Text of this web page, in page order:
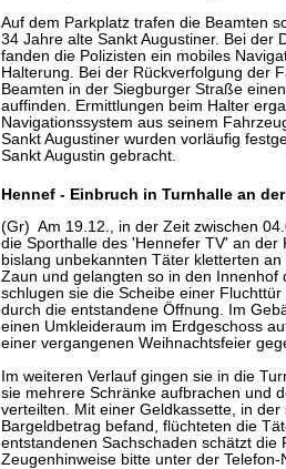
Auf dem Parkplatz trafen die Beamten
34 Jahre alte Sankt Augustiner. Bei der
fanden die Polizisten ein mobiles
Halterung. Bei der Rückverfolgung der
Beamten in der Siegburger Straße
auffinden. Ermittlungen beim Halter
Navigationssystem aus seinem
Sankt Augustiner wurden vorläufig
Sankt Augustin gebracht.
Hennef - Einbruch in Turnhalle an
(Gr) Am 19.12., in der Zeit zwischen
die Sporthalle des 'Hennefer TV' an
bislang unbekannten Täter kletterten
Zaun und gelangten so in den Innenhof
schlugen sie die Scheibe einer
durch die entstandene Öffnung. Im
einen Umkleideraum im Erdgeschoss
einer vergangenen Weihnachtsfeier
Im weiteren Verlauf gingen sie in die
sie mehrere Schränke aufbrachen und
verteilten. Mit einer Geldkassette, in der
Bargeldbetrag befand, flüchteten die
entstandenen Sachschaden schätzt die
Zeugenhinweise bitte unter der